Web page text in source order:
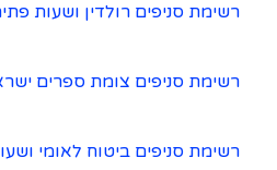
רשימת סניפים רולדין ושעות
רשימת סניפים צומת ספרים
רשימת סניפים ביטוח לאומי